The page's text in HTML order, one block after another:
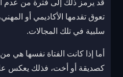
قد يرمز ذلك إلى فترة من عدم
تعوق تقدمها الأكاديمي أو
سلبية في تلك المجالات.
أما إذا كانت الفتاة نفسها
كصديقة أو أخت، فذلك يعكس